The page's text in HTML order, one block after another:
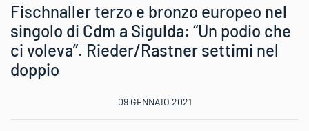
Fischnaller terzo e bronzo europeo nel
singolo di Cdm a Sigulda: “Un podio che
ci voleva”. Rieder/Rastner settimi nel
doppio
09 GENNAIO 2021